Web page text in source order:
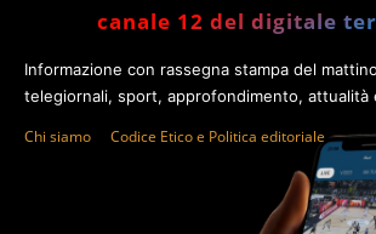
canale 12 del digitale
Informazione con rassegna stampa del
telegiornali, sport, approfondimento, attualità
Chi siamo Codice Etico e Politica editoriale